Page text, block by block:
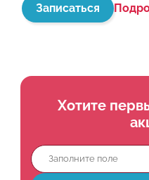
Записаться
Хотите